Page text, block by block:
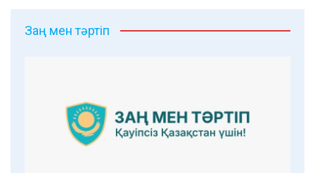
Заң мен тәртіп